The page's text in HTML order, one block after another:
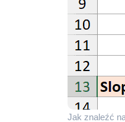
Jak znaleźć